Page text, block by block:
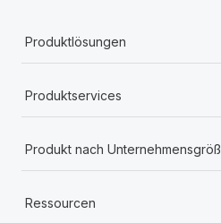
Produktlösungen
Produktservices
Produkt nach
Ressourcen